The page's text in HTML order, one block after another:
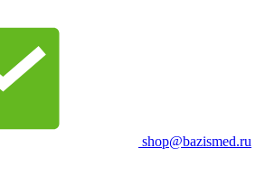
shop@bazismed.ru